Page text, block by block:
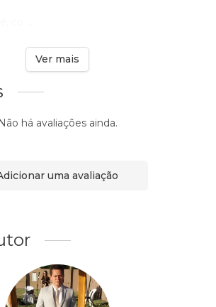
Ver mais
Não há avaliações ainda.
uma avaliação